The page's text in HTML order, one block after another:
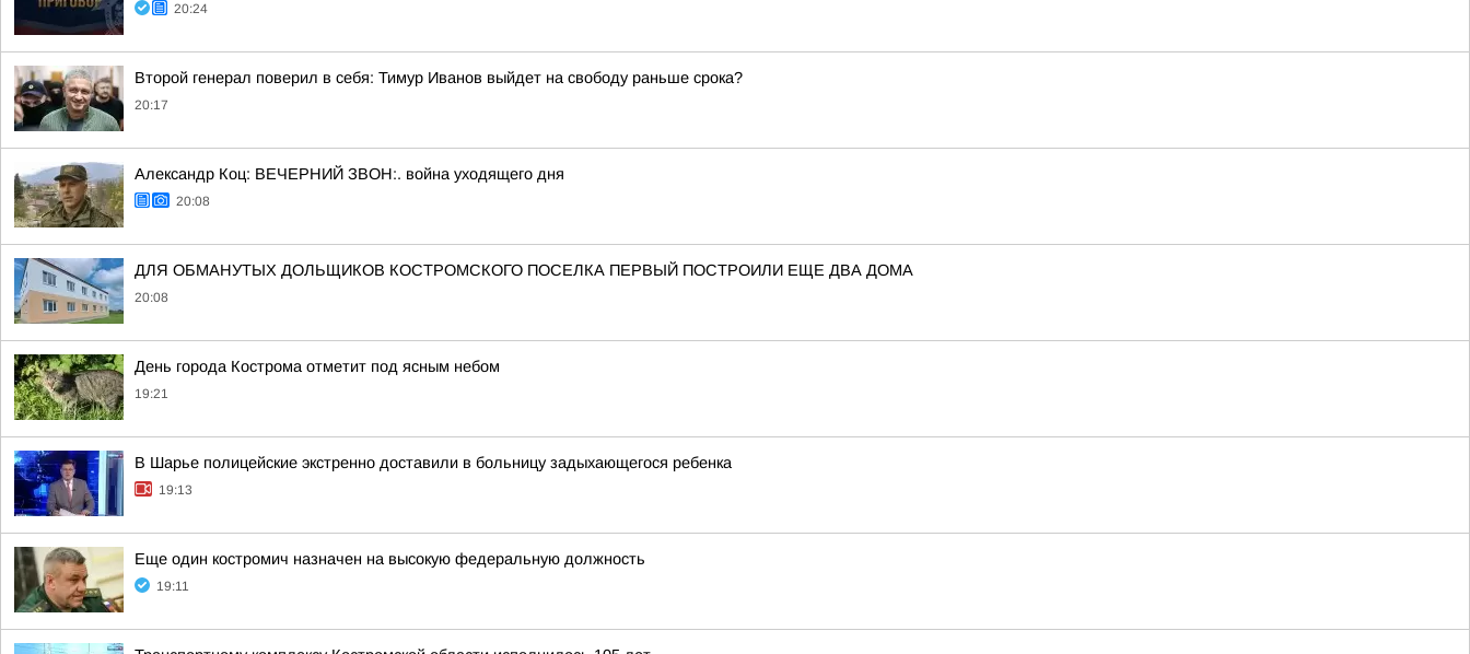
20:24
Второй генерал поверил в себя: Тимур Иванов выйдет на свободу раньше срока?
20:17
Александр Коц: ВЕЧЕРНИЙ ЗВОН:. война уходящего дня
20:08
ДЛЯ ОБМАНУТЫХ ДОЛЬЩИКОВ КОСТРОМСКОГО ПОСЕЛКА ПЕРВЫЙ ПОСТРОИЛИ ЕЩЕ ДВА ДОМА
20:08
День города Кострома отметит под ясным небом
19:21
В Шарье полицейские экстренно доставили в больницу задыхающегося ребенка
19:13
Еще один костромич назначен на высокую федеральную должность
19:11